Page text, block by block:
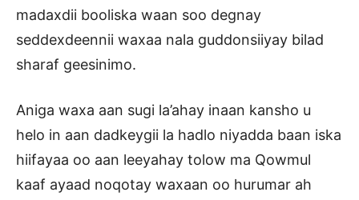
madaxdii booliska waan soo degnay
seddexdeennii waxaa nala guddonsiiyay bilad
sharaf geesinimo.
Aniga waxa aan sugi la’ahay inaan kansho u
helo in aan dadkeygii la hadlo niyadda baan iska
hiifayaa oo aan leeyahay tolow ma Qowmul
kaaf ayaad noqotay waxaan oo hurumar ah